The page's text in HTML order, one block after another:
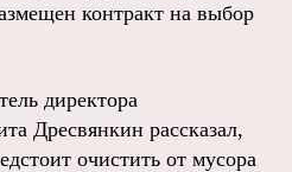
контракт на выбор
директора
Дресвянкин рассказал,
очистить от мусора